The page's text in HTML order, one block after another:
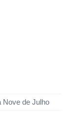
Nove de Julho